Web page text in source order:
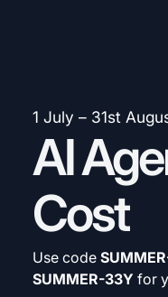
1 July – 31st
AI
Cost
Use code
SUMMER-33Y for